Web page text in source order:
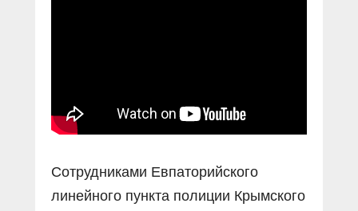
Сотрудниками Евпаторийского
линейного пункта полиции Крымского